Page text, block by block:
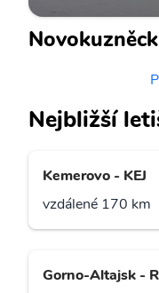
Novokuzněck
Nejbližší
Kemerovo - KEJ
vzdálené 170 km
Gorno-Altajsk -